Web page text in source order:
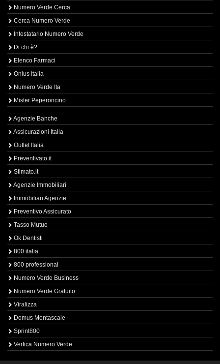
Numero Verde Cerca
Cerca Numero Verde
Intestatario Numero Verde
Di chi è?
Elenco Farmaci
Onlus Italia
Numero Verde Ita
Mister Peperoncino
Agenzie Banche
Assicurazioni Italia
Outlet Italia
Preventivato.it
Stimato.it
Agenzie Immobiliari
Immobiliari Agenzie
Preventivo Assicurato
Tasso Mutuo
Ok Dentisti
800 italia
800 professional
Numero Verde Business
Numero Verde Gratuito
Viralizza
Domus Montascale
Sprint800
Verfica Numero Verde